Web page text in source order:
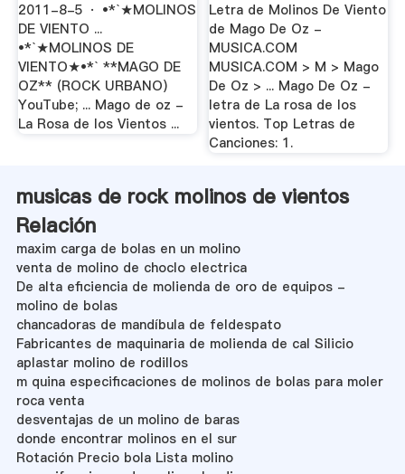
2011-8-5 · •*`★MOLINOS
DE VIENTO ...
•*`★MOLINOS DE
VIENTO★•*` **MAGO DE
OZ** (ROCK URBANO)
YouTube; ... Mago de oz -
La Rosa de los Vientos ...
Letra de Molinos De Viento
de Mago De Oz -
MUSICA.COM
MUSICA.COM > M > Mago
De Oz > ... Mago De Oz -
letra de La rosa de los
vientos. Top Letras de
Canciones: 1.
musicas de rock molinos de vientos
Relación
maxim carga de bolas en un molino
venta de molino de choclo electrica
De alta eficiencia de molienda de oro de equipos -
molino de bolas
chancadoras de mandíbula de feldespato
Fabricantes de maquinaria de molienda de cal Silicio
aplastar molino de rodillos
m quina especificaciones de molinos de bolas para moler
roca venta
desventajas de un molino de baras
donde encontrar molinos en el sur
Rotación Precio bola Lista molino